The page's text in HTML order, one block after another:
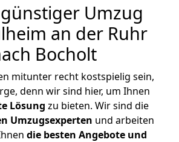
Umzug
an der Ruhr
Bocholt
mitunter recht kostspielig sein,
denn wir sind hier, um Ihnen
Lösung zu bieten. Wir sind die
Umzugsexperten und arbeiten
die besten Angebote und